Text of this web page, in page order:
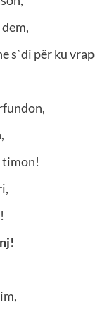
s`di për ku
timon!